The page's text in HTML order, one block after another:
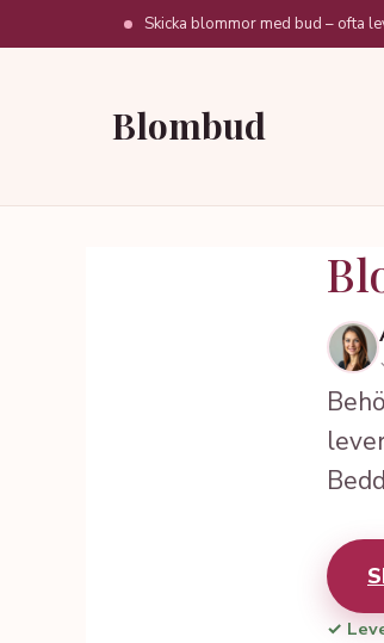
till
Skicka blommor med bud – ofta
Blombud
✓